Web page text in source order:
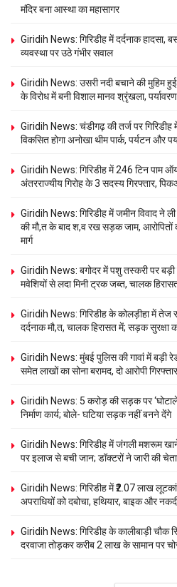
मंदिर बना आस्था का महासागर
Giridih News: गिरिडीह में दर्दनाक
व्यवस्था पर उठे गंभीर सवाल
Giridih News: उसरी नदी बचाने की मुहिम
के विरोध में बनी विशाल मानव श्रृंखला,
Giridih News: चंडीगढ़ की तर्ज पर
विकसित होगा अनोखा थीम पार्क, पर्यटन और
Giridih News: गिरिडीह में 246 टिन पाम
अंतरराज्यीय गिरोह के 3 सदस्य गिरफ्तार,
Giridih News: गिरिडीह में जमीन विवाद ने
की मौ,त के बाद श,व रख सड़क जाम, आरोपितों
मार्ग
Giridih News: बगोदर में पशु तस्करी पर बड़ी
मवेशियों से लदा मिनी ट्रक जब्त, चालक
Giridih News: गिरिडीह के कोलड़ीहा में तेज
दर्दनाक मौ,त, चालक हिरासत में; सड़क सुरक्षा
Giridih News: मुंबई पुलिस की गावां में बड़ी
समेत लाखों का सोना बरामद, दो आरोपी गिरफ्तार
Giridih News: 5 करोड़ की सड़क पर
निर्माण कार्य; बोले- घटिया सड़क नहीं बनने देंगे
Giridih News: गिरिडीह में जंगली मशरूम
पर इलाज से बची जान; डॉक्टरों ने जारी की
Giridih News: गिरिडीह में ₹2.07 लाख
अपराधियों को दबोचा, हथियार, बाइक और
Giridih News: गिरिडीह के कालीबाड़ी चौक
दरवाजा तोड़कर करीब 2 लाख के सामान पर